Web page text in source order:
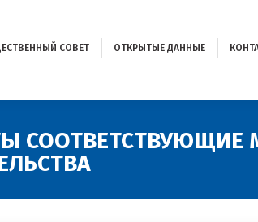
СОВЕТ ОТКРЫТЫЕ ДАННЫЕ
СООТВЕТСТВУЮЩИЕ